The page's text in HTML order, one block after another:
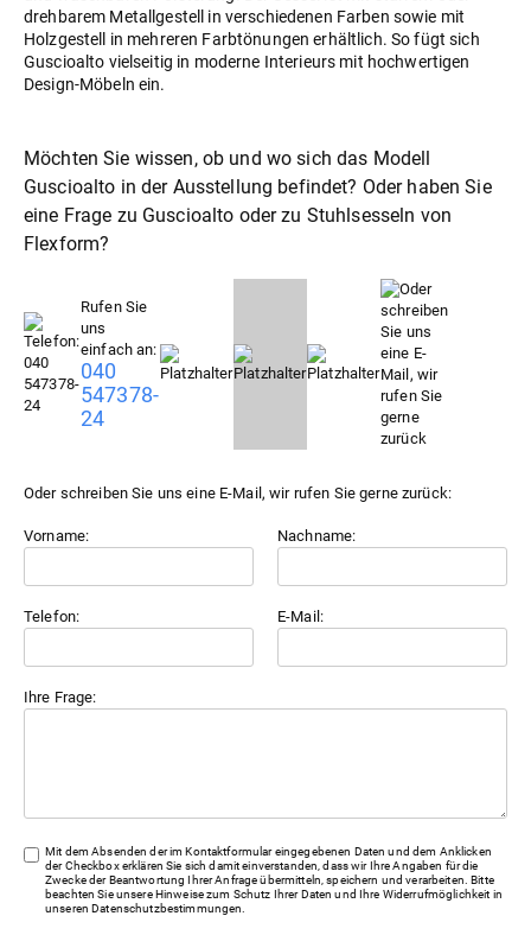
drehbarem Metallgestell in verschiedenen Farben sowie mit
Holzgestell in mehreren Farbtönungen erhältlich. So fügt sich
Guscioalto vielseitig in moderne Interieurs mit hochwertigen
Design-Möbeln ein.
Möchten Sie wissen, ob und wo sich das Modell
Guscioalto in der Ausstellung befindet? Oder haben Sie
eine Frage zu Guscioalto oder zu Stuhlsessel
von
Flexform?
Rufen Sie
uns
einfach an:
040
547378-
24
Oder schreiben Sie uns eine E-Mail, wir rufen Sie gerne zurück:
Vorname: Nachname:
Telefon: E-Mail:
Ihre Frage:
Mit dem Absenden der im Kontaktformular eingegebenen Daten und dem Anklicken
der Checkbox erklären Sie sich damit einverstanden, dass wir Ihre Angaben für die
Zwecke der Beantwortung Ihrer Anfrage übermitteln, speichern und verarbeiten. Bitte
beachten Sie unsere Hinweise zum Schutz Ihrer Daten und Ihre Widerrufmöglichkeit in
unserenDatenschutzbestimmungen